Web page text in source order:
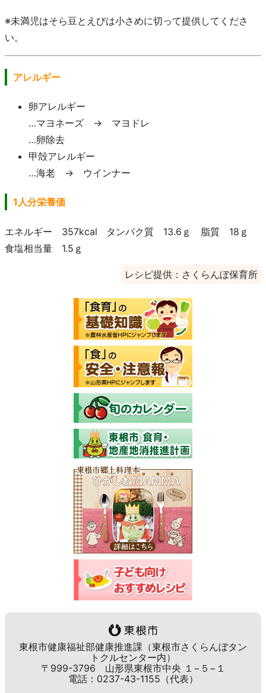
※未満児はそら豆とえびは小さめに切って提供してくださ
い。
アレルギー
卵アレルギー
…マヨネーズ → マヨドレ
…卵除去
甲殻アレルギー
…海老 → ウインナー
1人分栄養価
エネルギー 357kcal タンパク質 13.6ｇ 脂質 18ｇ
食塩相当量 1.5ｇ
レシピ提供：さくらんぼ保育所
東根市健康福祉部健康推進課（東根市さくらんぼタン
トクルセンター内）
〒999-3796 山形県東根市中央 １−５−１
電話：0237-43-1155（代表）